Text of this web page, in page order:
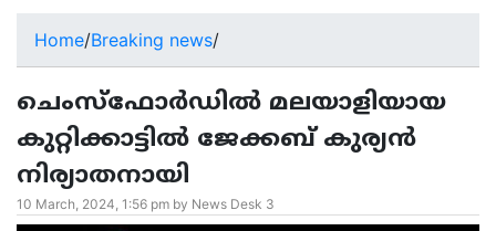
Home/Breaking news/
ചെംസ്ഫോർഡിൽ മലയാളിയായ
കുറ്റിക്കാട്ടിൽ ജേക്കബ് കുര്യൻ
നിര്യാതനായി
10 March, 2024, 1:56 pm by News Desk 3